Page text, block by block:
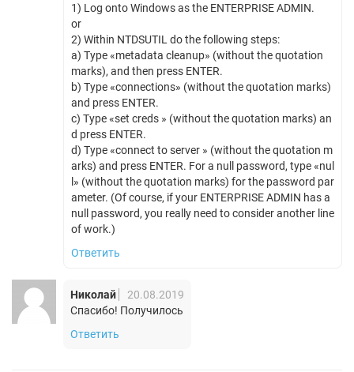
1) Log onto Windows as the ENTERPRISE ADMIN.
or
2) Within NTDSUTIL do the following steps:
a) Type «metadata cleanup» (without the quotation
marks), and then press ENTER.
b) Type «connections» (without the quotation marks)
and press ENTER.
c) Type «set creds » (without the quotation marks) an
d press ENTER.
d) Type «connect to server » (without the quotation m
arks) and press ENTER. For a null password, type «nul
l» (without the quotation marks) for the password par
ameter. (Of course, if your ENTERPRISE ADMIN has a
null password, you really need to consider another line
of work.)
Ответить
Николай
20.08.2019
Спасибо! Получилось
Ответить